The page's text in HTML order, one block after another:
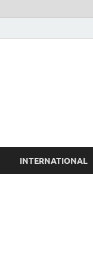
INTERNATIONAL